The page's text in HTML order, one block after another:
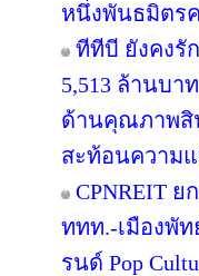
หนึ่งพันธมิตร
ทีทีบี ยังคงรั
5,513 ล้านบา
ด้านคุณภาพสิน
สะท้อนความแ
CPNREIT
ททท.-เมืองพั
รนด์ Pop